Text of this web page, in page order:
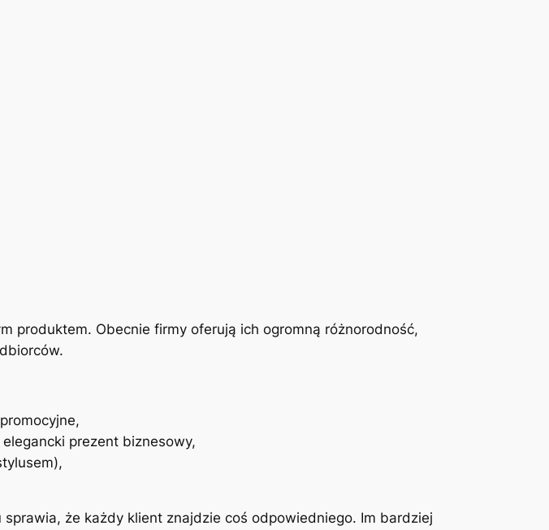
produktem. Obecnie firmy oferują ich ogromną różnorodność,
prezent biznesowy,
że każdy klient znajdzie coś odpowiedniego. Im bardziej